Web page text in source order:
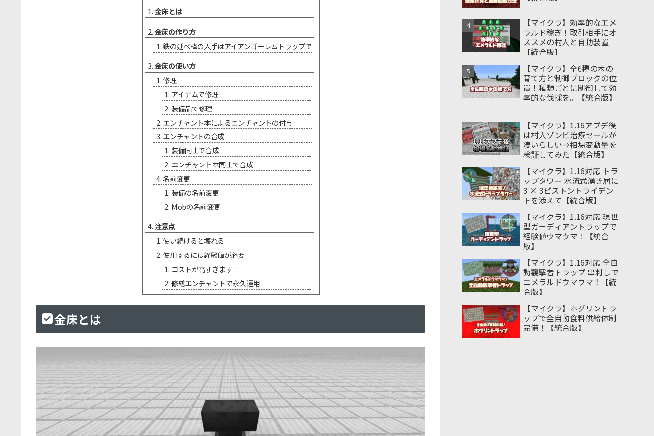
金床とは
金床の作り方
鉄の延べ棒の入手はアイアンゴーレムトラップで
金床の使い方
修理
アイテムで修理
装備品で修理
エンチャント本によるエンチャントの付与
エンチャントの合成
装備同士で合成
エンチャント本同士で合成
名前変更
装備の名前変更
Mobの名前変更
注意点
使い続けると壊れる
使用するには経験値が必要
コストが高すぎます！
修繕エンチャントで永久運用
金床とは
【マイクラ】効率的なエメ
ラルド稼ぎ！取引相手にオ
ススメの村人と自動装置
【統合版】
【マイクラ】全6種の木の
育て方と制御ブロックの位
置！種類ごとに制御して効
率的な伐採を。【統合版】
【マイクラ】1.16アプデ後
は村人ゾンビ治療セールが
凄いらしい⇒相場変動量を
検証してみた【統合版】
【マイクラ】1.16対応 トラ
ップタワー 水流式湧き層に
3 × 3ピストントライデン
トを添えて【統合版】
【マイクラ】1.16対応 現世
型ガーディアントラップで
経験値ウマウマ！【統合
版】
【マイクラ】1.16対応 全自
動襲撃者トラップ 串刺しで
エメラルドウマウマ！【統
合版】
【マイクラ】ホグリントラ
ップで全自動食料供給体制
完備！【統合版】